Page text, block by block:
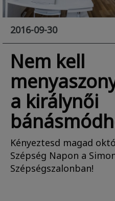
2016-09-30
Nem kell
a királynői
Kényeztesd magad
Szépség Napon a
Szépségszalonban!